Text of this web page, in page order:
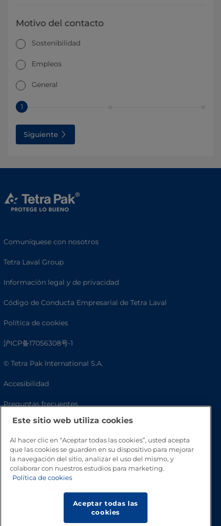
Motivo del contacto
Sostenibilidad
Empleos
General
1
Siguiente
Comuníquese con nosotros
Tetra Laval Group
Información legal y de privacidad
Código de Conducta Empresarial de Tetra Laval
Política de cookies
沪ICP备17056308号-1
© Tetra Pak International S.A.
Accesibilidad
Preguntas frecuentes
Este sitio web utiliza cookies
Al hacer clic en “Aceptar todas las cookies”, usted acepta
que las cookies se guarden en su dispositivo para mejorar
la navegación del sitio, analizar el uso del mismo, y
colaborar con nuestros estudios para marketing.
Política de cookies
Aceptar todas las
cookies